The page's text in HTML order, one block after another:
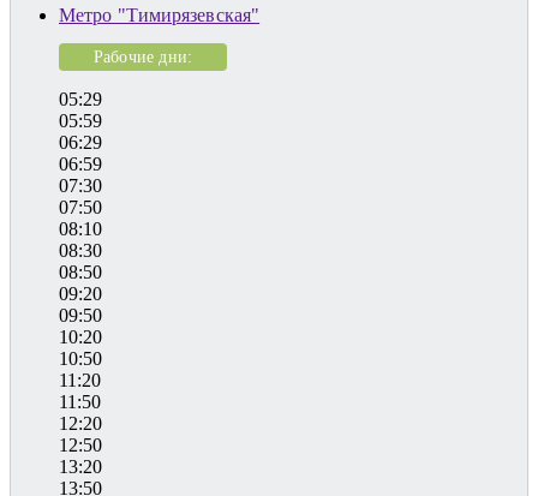
Метро "Тимирязевская"
Рабочие дни:
05:29
05:59
06:29
06:59
07:30
07:50
08:10
08:30
08:50
09:20
09:50
10:20
10:50
11:20
11:50
12:20
12:50
13:20
13:50